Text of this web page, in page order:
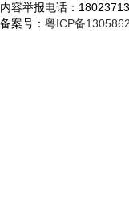
内容举报电话：
备案号： 粤ICP备